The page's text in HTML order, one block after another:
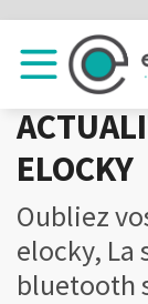
ELOCKY
Oubliez
elocky, La
bluetooth